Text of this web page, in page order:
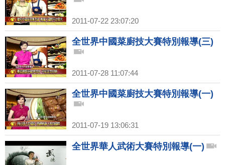
2011-07-22 23:07:20
全世界中國菜廚技大賽特別報導(三)
2011-07-28 11:07:44
全世界中國菜廚技大賽特別報導(一)
2011-07-19 13:06:31
全世界華人武術大賽特別報導(一)